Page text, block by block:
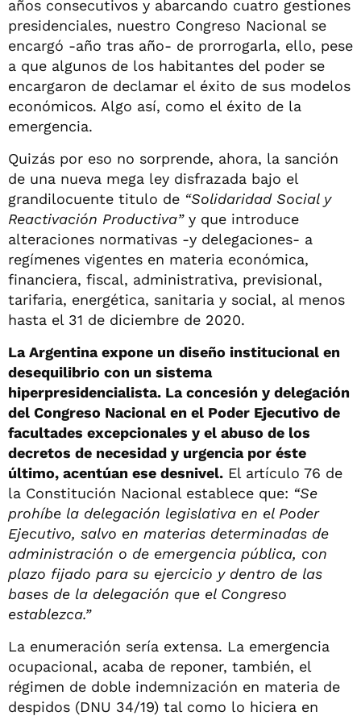
años consecutivos y abarcando cuatro gestiones
presidenciales, nuestro Congreso Nacional se
encargó -año tras año- de prorrogarla, ello, pese
a que algunos de los habitantes del poder se
encargaron de declamar el éxito de sus modelos
económicos. Algo así, como el éxito de la
emergencia.
Quizás por eso no sorprende, ahora, la sanción
de una nueva mega ley disfrazada bajo el
grandilocuente titulo de “Solidaridad Social y
Reactivación Productiva”y que introduce
alteraciones normativas -y delegaciones- a
regímenes vigentes en materia económica,
financiera, fiscal, administrativa, previsional,
tarifaria, energética, sanitaria y social, al menos
hasta el 31 de diciembre de 2020.
La Argentinaexpone un diseño institucional en
desequilibrio con un sistema
hiperpresidencialista. La concesión y delegación
del Congreso Nacional en el Poder Ejecutivo de
facultades excepcionales y el abuso de los
decretos de necesidad y urgencia por éste
último, acentúan ese desnivel. El artículo 76 de
la Constitución Nacional establece que: “Se
prohíbe la delegación legislativa en el Poder
Ejecutivo, salvo en materias determinadas de
administración o de emergencia pública, con
plazo fijado para su ejercicio y dentro de las
bases de la delegación que el Congreso
establezca.”
La enumeración sería extensa. La emergencia
ocupacional, acaba de reponer, también, el
régimen de doble indemnización en materia de
despidos (DNU 34/19) tal como lo hiciera en